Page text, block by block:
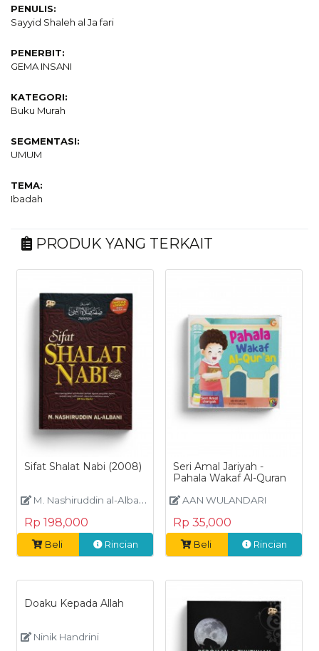
PENULIS:
Sayyid Shaleh al Ja fari
PENERBIT:
GEMA INSANI
KATEGORI:
Buku Murah
SEGMENTASI:
UMUM
TEMA:
Ibadah
PRODUK YANG TERKAIT
Sifat Shalat Nabi (2008)
M. Nashiruddin al-Albani
Rp 198,000
Beli Rincian
Seri Amal Jariyah -
Pahala Wakaf Al-Quran
AAN WULANDARI
Rp 35,000
Beli Rincian
Doaku Kepada Allah
Ninik Handrini